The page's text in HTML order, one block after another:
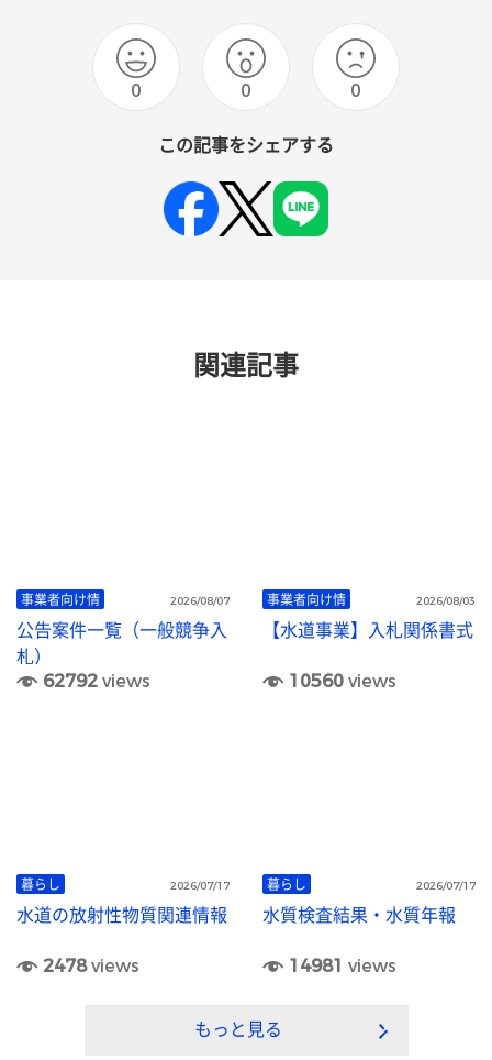
0 0 0
この記事をシェアする
関連記事
事業者向け情 2026/08/07
公告案件一覧（一般競争入
札）
62792views
事業者向け情 2026/08/03
【水道事業】入札関係書式
10560views
暮らし 2026/07/17
水道の放射性物質関連情報
2478views
暮らし 2026/07/17
水質検査結果・水質年報
14981 views
もっと見る